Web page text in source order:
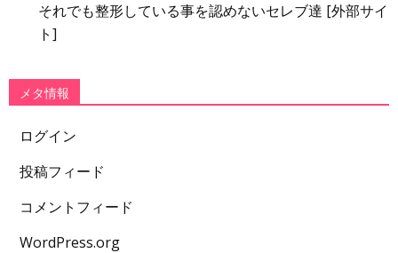
それでも整形している事を認めないセレブ達 [外部サイ
ト]
メタ情報
ログイン
投稿フィード
コメントフィード
WordPress.org